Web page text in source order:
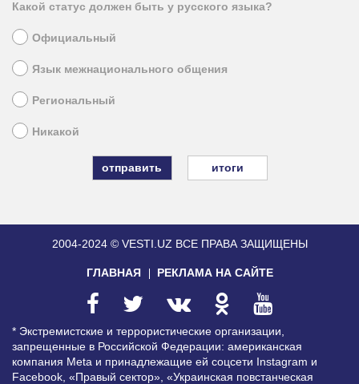
Какой статус должен быть у русского языка?
Официальный
Язык межнационального общения
Региональный
Никакой
итоги
2004-2024 © VESTI.UZ ВСЕ ПРАВА ЗАЩИЩЕНЫ
ГЛАВНАЯ РЕКЛАМА НА САЙТЕ
* Экстремистские и террористические организации,
запрещенные в Российской Федерации: американская
компания Meta и принадлежащие ей соцсети Instagram и
Facebook, «Правый сектор», «Украинская повстанческая